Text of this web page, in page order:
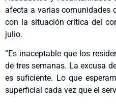
afecta a varias comunidades
con la situación crítica del
julio.
“Es inaceptable que los
de tres semanas. La excusa
es suficiente. Lo que
superficial cada vez que el